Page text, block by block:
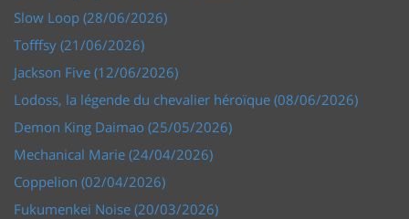
Slow Loop (28/06/2026)
Tofffsy (21/06/2026)
Jackson Five (12/06/2026)
Lodoss, la légende du chevalier héroïque (08/06/2026)
Demon King Daimao (25/05/2026)
Mechanical Marie (24/04/2026)
Coppelion (02/04/2026)
Fukumenkei Noise (20/03/2026)